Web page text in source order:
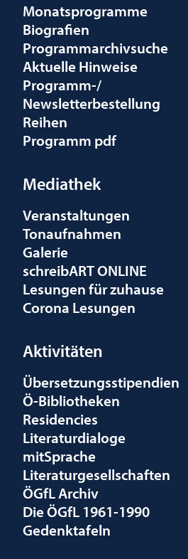
Monatsprogramme
Biografien
Programmarchivsuche
Aktuelle Hinweise
Programm-/
Newsletterbestellung
Reihen
Programm pdf
Mediathek
Veranstaltungen
Tonaufnahmen
Galerie
schreibART ONLINE
Lesungen für zuhause
Corona Lesungen
Aktivitäten
Übersetzungsstipendien
Ö-Bibliotheken
Residencies
Literaturdialoge
mitSprache
Literaturgesellschaften
ÖGfL Archiv
Die ÖGfL 1961-1990
Gedenktafeln